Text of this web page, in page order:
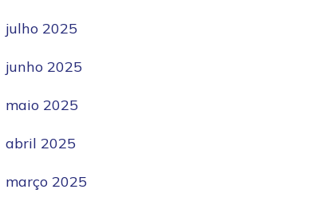
julho 2025
junho 2025
maio 2025
abril 2025
março 2025